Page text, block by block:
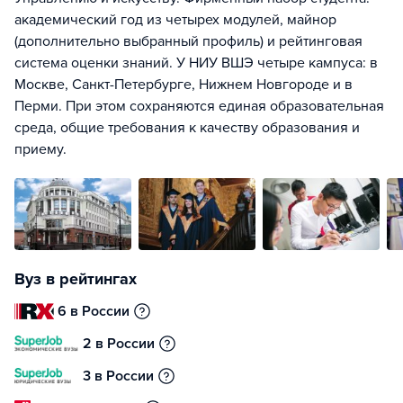
академический год из четырех модулей, майнор
(дополнительно выбранный профиль) и рейтинговая
система оценки знаний. У НИУ ВШЭ четыре кампуса: в
Москве, Санкт-Петербурге, Нижнем Новгороде и в
Перми. При этом сохраняются единая образовательная
среда, общие требования к качеству образования и
приему.
Вуз в рейтингах
6 в России
2 в России
3 в России